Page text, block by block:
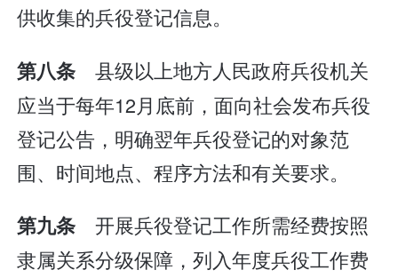
供收集的兵役登记信息。
第八条县级以上地方人民政府兵役机关
应当于每年12月底前，面向社会发布兵役
登记公告，明确翌年兵役登记的对象范
围、时间地点、程序方法和有关要求。
第九条开展兵役登记工作所需经费按照
隶属关系分级保障，列入年度兵役工作费